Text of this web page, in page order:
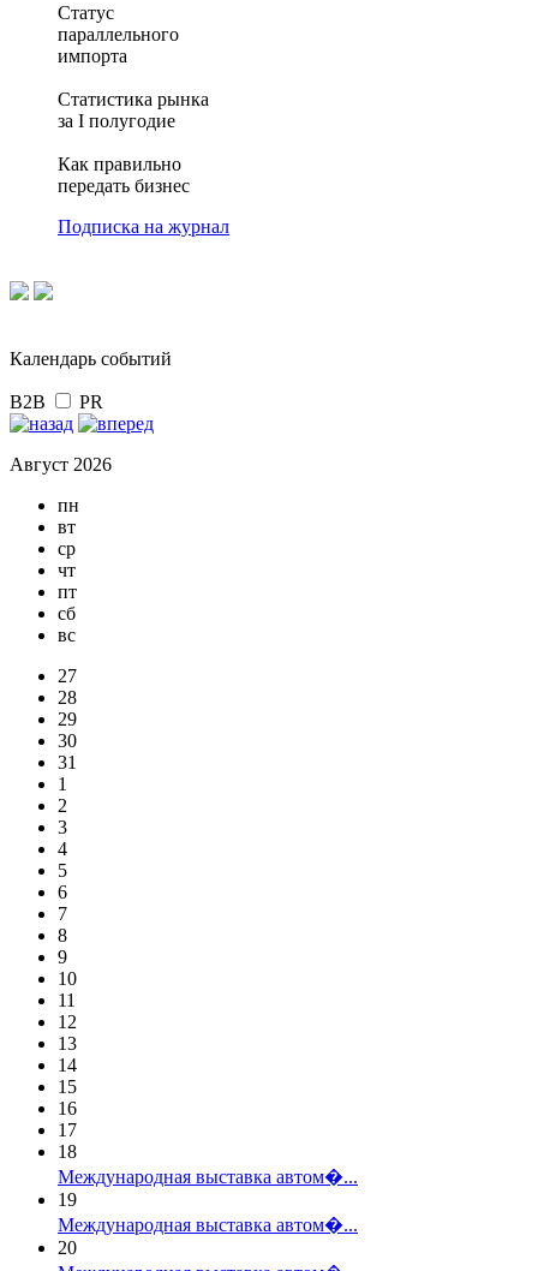
Статус
параллельного
импорта
Статистика рынка
за I полугодие
Как правильно
передать бизнес
Подписка на журнал
Календарь событий
B2B PR
Август 2026
пн
вт
ср
чт
пт
сб
вс
27
28
29
30
31
1
2
3
4
5
6
7
8
9
10
11
12
13
14
15
16
17
18
Международная выставка автом�...
19
Международная выставка автом�...
20